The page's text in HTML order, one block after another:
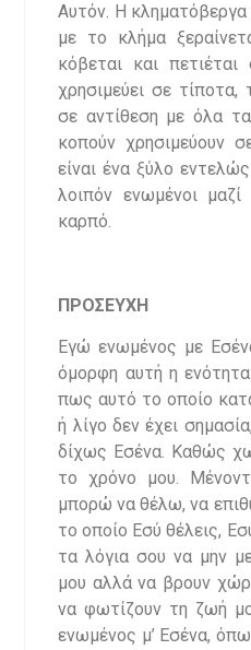
Αυτόν. Η κληματόβεργα
με το κλήμα
κόβεται και
χρησιμεύει σε
σε αντίθεση με όλα
κοπούν χρησιμεύουν
είναι ένα ξύλο
λοιπόν ενωμένοι
καρπό.
ΠΡΟΣΕΥΧΗ
Εγώ ενωμένος με
όμορφη αυτή η
πως αυτό το οποίο
ή λίγο δεν έχει
δίχως Εσένα. Καθώς
το χρόνο μου.
μπορώ να θέλω, να
το οποίο Εσύ θέλεις,
τα λόγια σου να μην
μου αλλά να βρουν
να φωτίζουν τη ζωή
ενωμένος μ’ Εσένα,